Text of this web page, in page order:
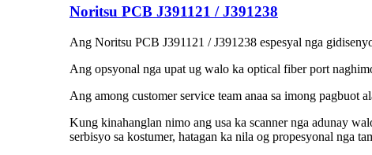
Noritsu PCB J391121 / J391238
Ang Noritsu PCB J391121 / J391238 espesyal nga
Ang opsyonal nga upat ug walo ka optical fiber port
Ang among customer service team anaa sa imong pagbuot
Kung kinahanglan nimo ang usa ka scanner nga adunay
serbisyo sa kostumer, hatagan ka nila og propesyonal nga